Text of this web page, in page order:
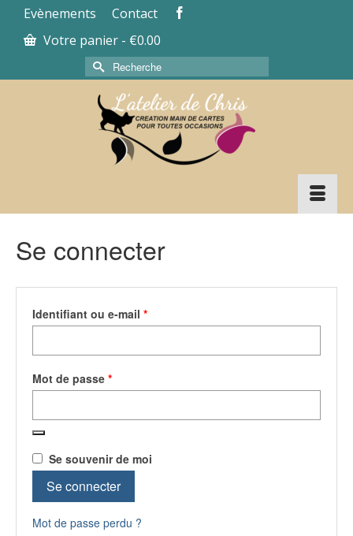
Evènements
Contact
Votre panier - €0.00
Rechercher :
Se connecter
Identifiant ou e-mail *Obligatoire
Mot de passe *Obligatoire
Se souvenir de moi
Se connecter
Mot de passe perdu ?